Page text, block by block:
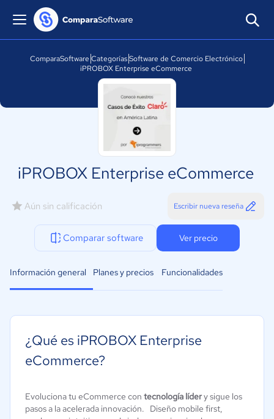
ComparaSoftware Categorías Software de Comercio Electrónico
iPROBOX Enterprise eCommerce
iPROBOX Enterprise eCommerce
Aún sin calificación Escribir nueva reseña
Comparar software Ver precio
Información general Planes y precios Funcionalidades
¿Qué es iPROBOX Enterprise
eCommerce?
Evoluciona tu eCommerce con tecnología lídery sigue los
pasos a la acelerada innovación. Diseño mobile first,